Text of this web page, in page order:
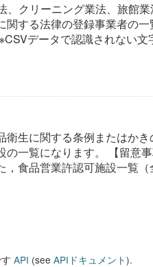
クリーニング業法、旅館
する法律の登録事業者の
データで認識されない文
生に関する条例またはか
一覧になります。 【留意
食品営業許認可施設一覧
API (see APIドキュメント).